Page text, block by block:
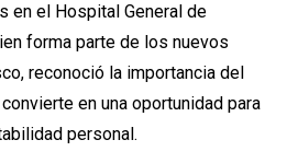
en el Hospital General de
forma parte de los nuevos
reconoció la importancia del
en una oportunidad para
personal.